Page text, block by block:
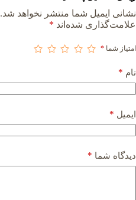
نشانی ایمیل شما منتشر نخواهد شد.
علامت‌گذاری شده‌اند *
امتیاز شما *
نام *
ایمیل *
دیدگاه شما *